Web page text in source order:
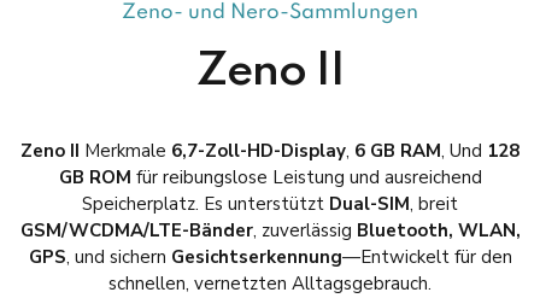
Zeno- und Nero-Sammlungen
Zeno II
Zeno II Merkmale 6,7-Zoll-HD-Display, 6 GB RAM, Und 128
GB ROM für reibungslose Leistung und ausreichend
Speicherplatz. Es unterstützt Dual-SIM, breit
GSM/WCDMA/LTE-Bänder, zuverlässig Bluetooth, WLAN,
GPS, und sichern Gesichtserkennung—Entwickelt für den
schnellen, vernetzten Alltagsgebrauch.